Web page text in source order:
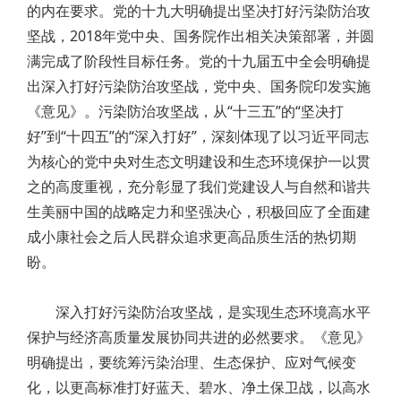
的内在要求。党的十九大明确提出坚决打好污染防治攻
坚战，2018年党中央、国务院作出相关决策部署，并圆
满完成了阶段性目标任务。党的十九届五中全会明确提
出深入打好污染防治攻坚战，党中央、国务院印发实施
《意见》。污染防治攻坚战，从“十三五”的“坚决打
好”到“十四五”的“深入打好”，深刻体现了以习近平同志
为核心的党中央对生态文明建设和生态环境保护一以贯
之的高度重视，充分彰显了我们党建设人与自然和谐共
生美丽中国的战略定力和坚强决心，积极回应了全面建
成小康社会之后人民群众追求更高品质生活的热切期
盼。
深入打好污染防治攻坚战，是实现生态环境高水平
保护与经济高质量发展协同共进的必然要求。《意见》
明确提出，要统筹污染治理、生态保护、应对气候变
化，以更高标准打好蓝天、碧水、净土保卫战，以高水